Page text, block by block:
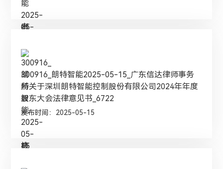
300916_朗特智能2025-05-15_广东信达律师事务
所关于深圳朗特智能控制股份有限公司2024年年度
股东大会法律意见书_6722
发布时间：2025-05-15